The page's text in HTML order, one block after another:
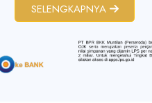
SELENGKAPNYA